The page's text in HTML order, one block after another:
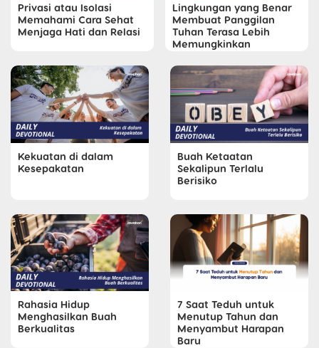
Privasi atau Isolasi
Memahami Cara Sehat
Menjaga Hati dan Relasi
Lingkungan yang Benar
Membuat Panggilan
Tuhan Terasa Lebih
Memungkinkan
Kekuatan di dalam
Kesepakatan
Buah Ketaatan
Sekalipun Terlalu
Berisiko
Rahasia Hidup
Menghasilkan Buah
Berkualitas
7 Saat Teduh untuk
Menutup Tahun dan
Menyambut Harapan
Baru